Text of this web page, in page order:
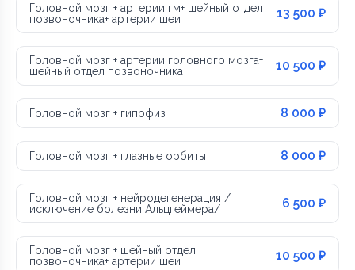
Головной мозг + артерии гм+ шейный отдел
позвоночника+ артерии шеи
13 500 ₽
Головной мозг + артерии головного мозга+
шейный отдел позвоночника
10 500 ₽
Головной мозг + гипофиз 8 000 ₽
Головной мозг + глазные орбиты 8 000 ₽
Головной мозг + нейродегенерация /
исключение болезни Альцгеймера/
6 500 ₽
Головной мозг + шейный отдел
позвоночника+ артерии шеи
10 500 ₽